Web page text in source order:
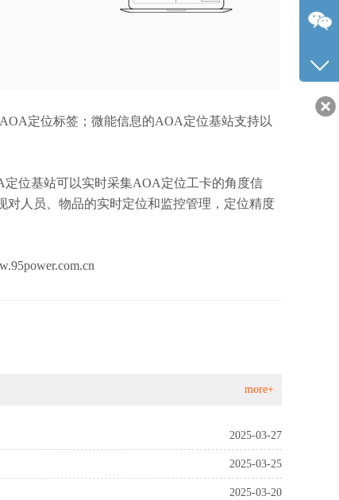
定位标签；微能信息的AOA定位基站支持以
位基站可以实时采集AOA定位工卡的角度信
对人员、物品的实时定位和监控管理，定位精度
more+
2025-03-27
2025-03-25
2025-03-20
公司